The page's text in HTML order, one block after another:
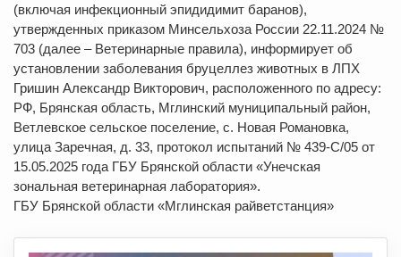
(включая инфекционный эпидидимит баранов),
утвержденных приказом Минсельхоза России 22.11.2024 №
703 (далее – Ветеринарные правила), информирует об
установлении заболевания бруцеллез животных в ЛПХ
Гришин Александр Викторович, расположенного по адресу:
РФ, Брянская область, Мглинский муниципальный район,
Ветлевское сельское поселение, с. Новая Романовка,
улица Заречная, д. 33, протокол испытаний № 439-С/05 от
15.05.2025 года ГБУ Брянской области «Унечская
зональная ветеринарная лаборатория».
ГБУ Брянской области «Мглинская райветстанция»